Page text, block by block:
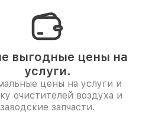
выгодные цены на
услуги.
цены на услуги и
очистителей воздуха и
заводские запчасти.